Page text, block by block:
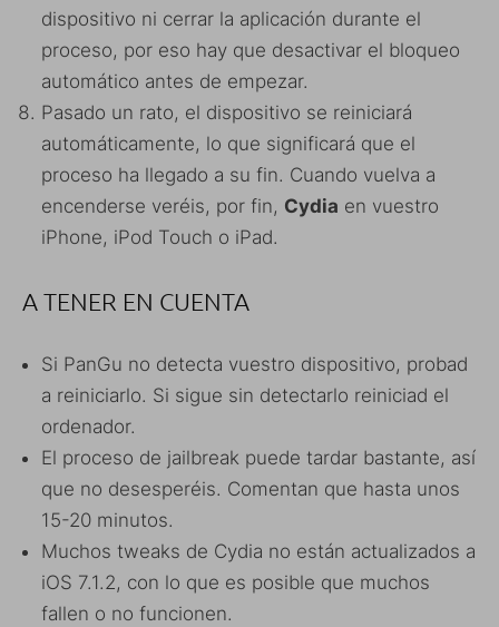
dispositivo ni cerrar la aplicación durante el
proceso, por eso hay que desactivar el bloqueo
automático antes de empezar.
Pasado un rato, el dispositivo se reiniciará
automáticamente, lo que significará que el
proceso ha llegado a su fin. Cuando vuelva a
encenderse veréis, por fin, Cydia en vuestro
iPhone, iPod Touch o iPad.
A TENER EN CUENTA
Si PanGu no detecta vuestro dispositivo, probad
a reiniciarlo. Si sigue sin detectarlo reiniciad el
ordenador.
El proceso de jailbreak puede tardar bastante, así
que no desesperéis. Comentan que hasta unos
15-20 minutos.
Muchos tweaks de Cydia no están actualizados a
iOS 7.1.2, con lo que es posible que muchos
fallen o no funcionen.